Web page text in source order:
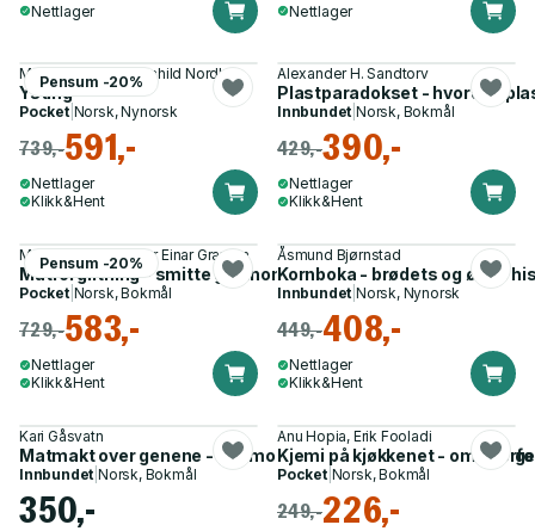
Nettlager Nettlager
Pensum -20%
Maria Ballhaus, Ragnhild Nordbø
Ysting
Pocket| Norsk, Nynorsk
739,-591,-
Nettlager
Klikk&Hent
Alexander H. Sandtorv
Plastparadokset - hvordan
Innbundet |Norsk, Bokmål
429,-390,-
Nettlager
Klikk&Hent
Pensum -20%
Marina Aspholm, Per Einar Granum
Matforgiftning - smitte gjennom mat og vann
Pocket| Norsk, Bokmål
729,-583,-
Nettlager
Klikk&Hent
Åsmund Bjørnstad
Kornboka - brødets og ølets
Innbundet |Norsk, Nynorsk
449,-408,-
Nettlager
Klikk&Hent
Kari Gåsvatn
Matmakt over genene - genmodifisering og mat og den
Innbundet |Norsk, Bokmål
350,-
Anu Hopia, Erik Fooladi
Kjemi på kjøkkenet - om
Pocket| Norsk, Bokmål
249,-226,-